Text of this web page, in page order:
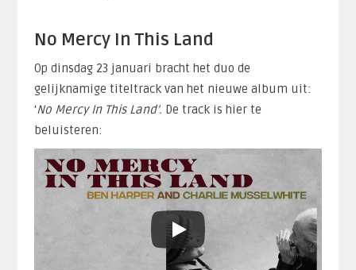
No Mercy In This Land
Op dinsdag 23 januari bracht het duo de
gelijknamige titeltrack van het nieuwe album uit:
‘No Mercy In This Land’. De track is hier te
beluisteren: